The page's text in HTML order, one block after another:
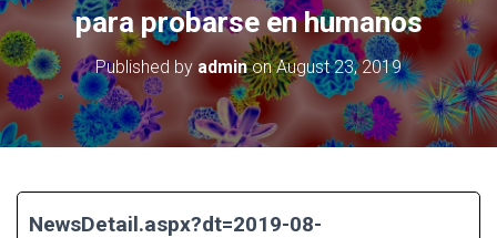
A
I
G
A
para probarse en humanos
Published by adminonAugust 23, 2019
NewsDetail.aspx?dt=2019-08-